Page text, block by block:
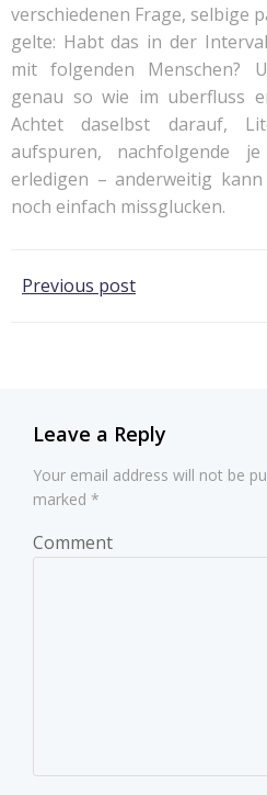
verschiedenen Frage, selbige
gelte: Habt das in der
mit folgenden Menschen?
genau so wie im uberfluss
Achtet daselbst darauf,
aufspuren, nachfolgende
erledigen – anderweitig
noch einfach missglucken.
Post
Previous post
Leave a Reply
Your email address will not be
marked *
Comment